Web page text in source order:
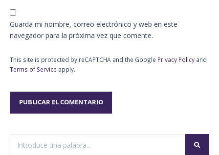
Guarda mi nombre, correo electrónico y web en este
navegador para la próxima vez que comente.
This site is protected by reCAPTCHA and the Google Privacy Policy and
Terms of Service apply.